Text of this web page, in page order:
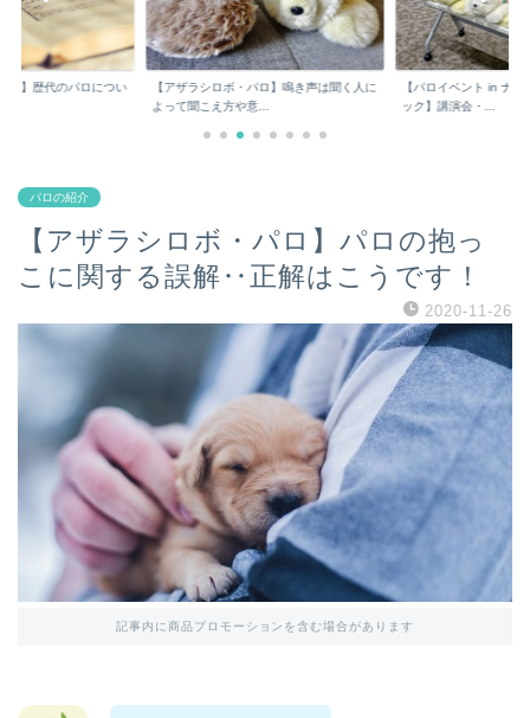
ロ】歴代のパロについ
【アザラシロボ・パロ】鳴き声は聞く人に
よって聞こえ方や意...
【パロイベント in ナ
ック】講演会・...
パロの紹介
【アザラシロボ・パロ】パロの抱っ
こに関する誤解‥正解はこうです！
2020-11-26
記事内に商品プロモーションを含む場合があります